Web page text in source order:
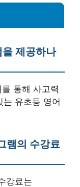
제공하나
통해 사고력
유초등 영어
램의 수강료
강료는